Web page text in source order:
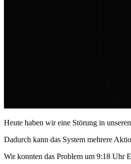
Heute haben wir eine Störung in
Dadurch kann das System mehrere
Wir konnten das Problem um 9:18 Uhr